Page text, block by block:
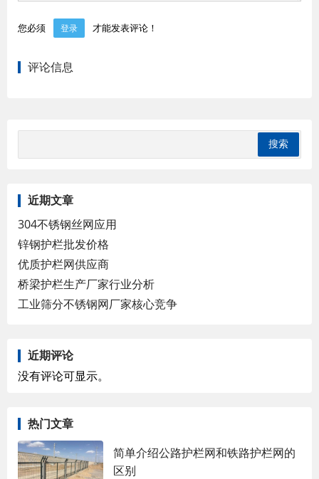
您必须 登录 才能发表评论！
评论信息
近期文章
304不锈钢丝网应用
锌钢护栏批发价格
优质护栏网供应商
桥梁护栏生产厂家行业分析
工业筛分不锈钢网厂家核心竞争
近期评论
没有评论可显示。
热门文章
简单介绍公路护栏网和铁路护栏网的
区别